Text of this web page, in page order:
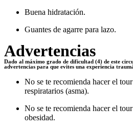
Buena hidratación.
Guantes de agarre para lazo.
Advertencias
Dado al máximo grado de dificultad (4) de este
advertencias para que evites una experiencia
No se te recomienda hacer el
respiratarios (asma).
No se te recomienda hacer el
obesidad.